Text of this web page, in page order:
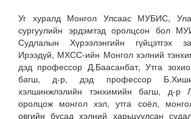
Уг хуралд Монгол Улсаас МУБИС,
сургуулийн эрдэмтэд оролцсон бол
Судлалын Хүрээлэнгийн гүйцэтгэх
Ирээдүй, МХСС-ийн Монгол хэлний
дэд профессор Д.Баасанбат, Утга
багш, д-р, дэд профессор
хэлшинжлэлийн тэнхимийн багш, д-р
оролцож монгол хэл, утга соёл,
овгийн бусад хэлний харьцуулсан